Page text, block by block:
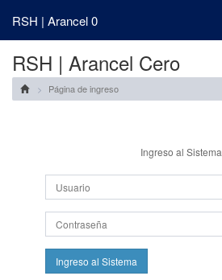
RSH | Arancel 0
RSH | Arancel Cero
Página de ingreso
Ingreso al Sistema
Ingreso al Sistema